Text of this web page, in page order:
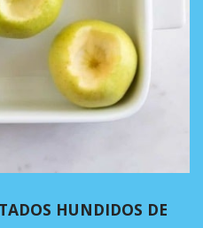
HUNDIDOS DE